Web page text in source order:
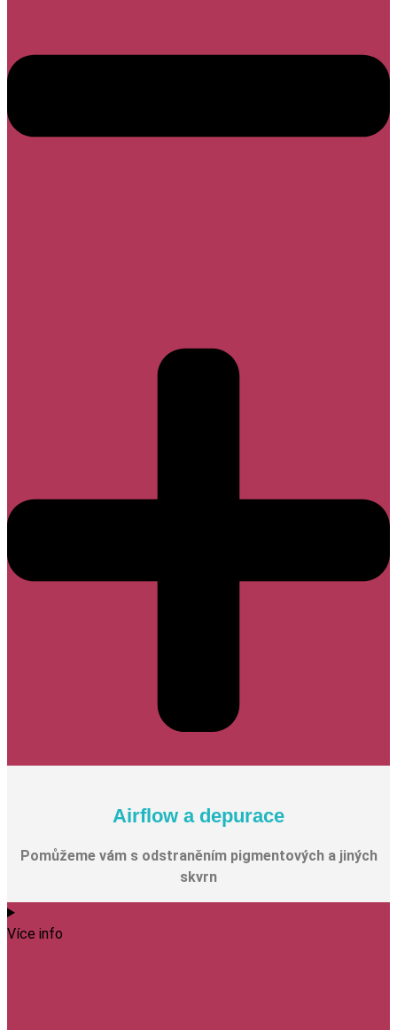
Airflow a depurace
Pomůžeme vám s odstraněním pigmentových a jiných
skvrn
Více info